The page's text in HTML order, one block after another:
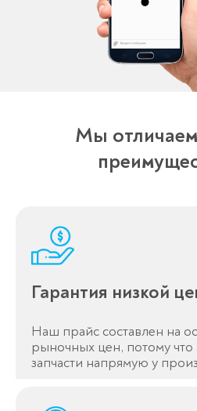
Мы
Гарантия низкой
Наш прайс составлен на
рыночных цен, потому что
запчасти напрямую у